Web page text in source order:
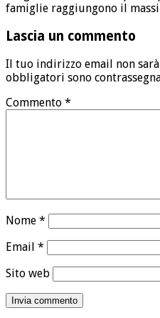
famiglie raggiungono il
Lascia un commento
Il tuo indirizzo email non
obbligatori sono
Commento *
Nome *
Email *
Sito web